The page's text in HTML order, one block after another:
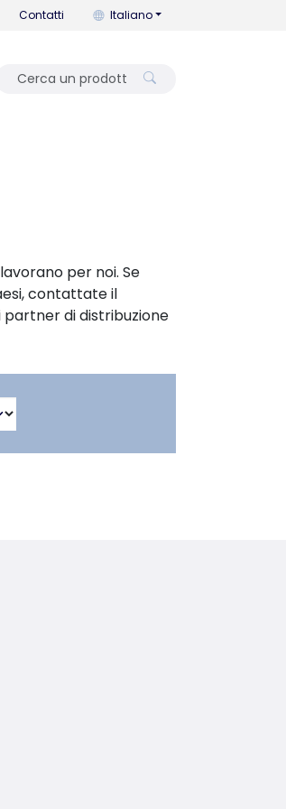
Contatti Puoi cambiare la lingua con
Italiano
per noi. Se
contattate il
di distribuzione